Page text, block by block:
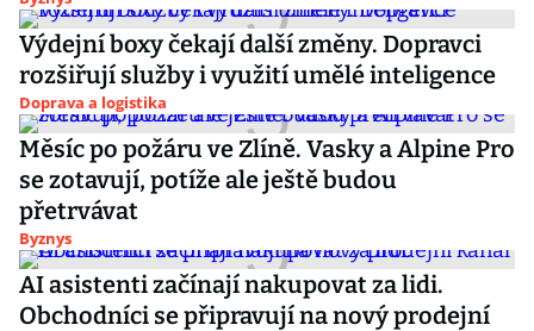
Výdejní boxy čekají další změny. Dopravci
rozšiřují služby i využití umělé inteligence
Doprava a logistika
Měsíc po požáru ve Zlíně. Vasky a Alpine Pro
se zotavují, potíže ale ještě budou
přetrvávat
Byznys
AI asistenti začínají nakupovat za lidi.
Obchodníci se připravují na nový prodejní